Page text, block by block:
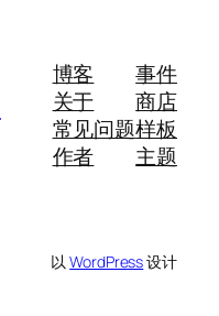
博客
关于
常见问题
作者
事件
商店
样板
主题
以WordPress设计